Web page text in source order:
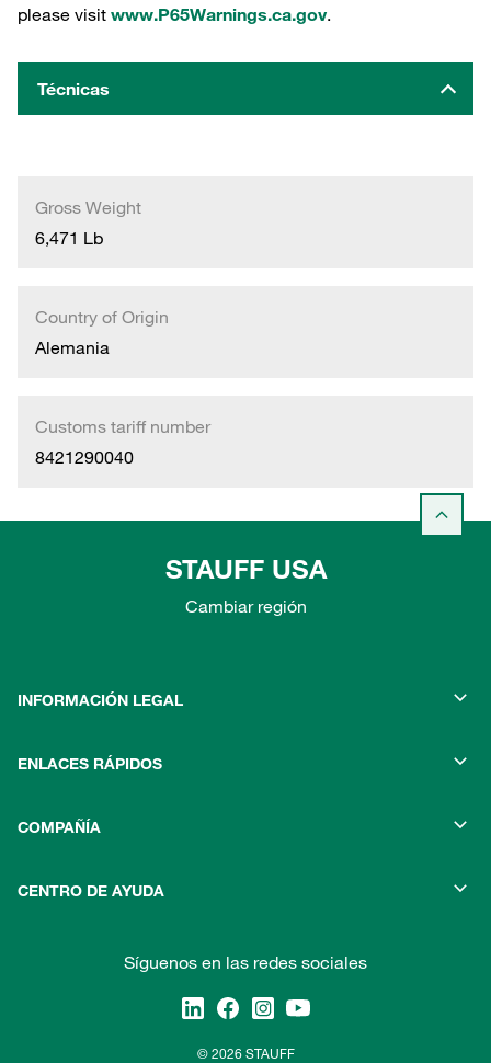
please visit www.P65Warnings.ca.gov.
Técnicas
Gross Weight
6,471 Lb
Country of Origin
Alemania
Customs tariff number
8421290040
STAUFF USA
Cambiar región
INFORMACIÓN LEGAL
ENLACES RÁPIDOS
COMPAÑÍA
CENTRO DE AYUDA
Síguenos en las redes sociales
© 2026 STAUFF